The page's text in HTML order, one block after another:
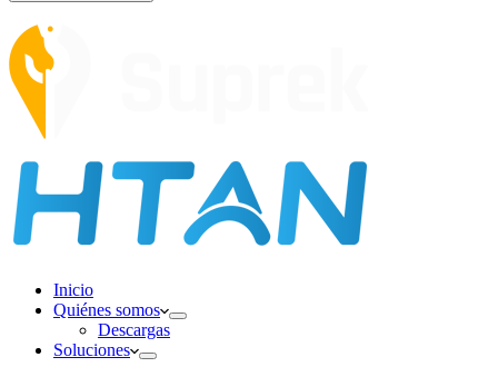
Inicio
Quiénes somos
Descargas
Soluciones